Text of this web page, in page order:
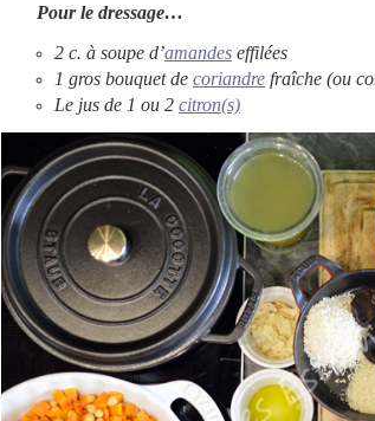
Pour le dressage…
2 c. à soupe d’amandes effilées
1 gros bouquet de coriandre fraîche (ou
Le jus de 1 ou 2 citron(s)